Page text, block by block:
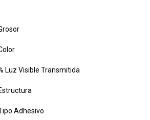
Luz Visible Transmitida
Adhesivo